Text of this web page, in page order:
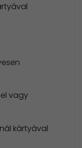
vagy
kártyával